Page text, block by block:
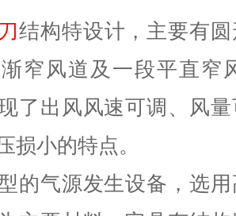
结构特设计，主要有
窄风道及一段平直窄
了出风风速可调、风
损小的特点。
的气源发生设备，选